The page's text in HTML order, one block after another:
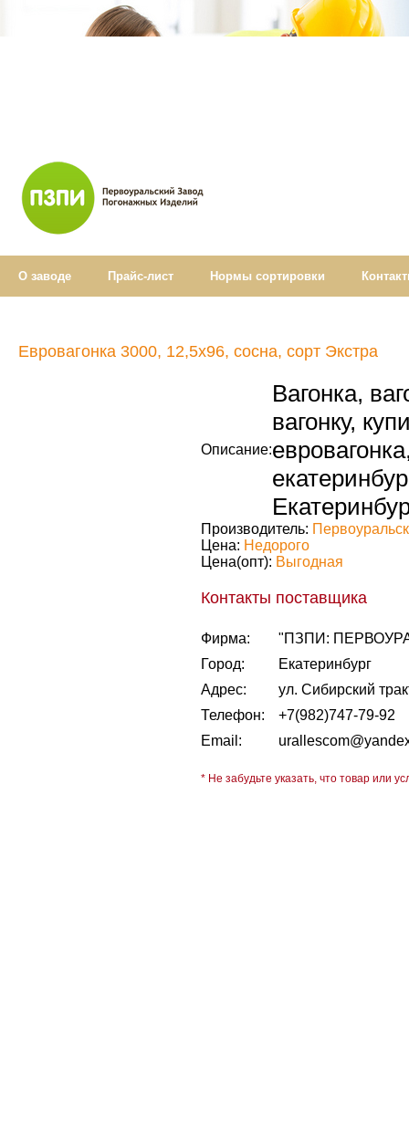
О заводе Прайс-лист Нормы cортировки
Евровагонка 3000, 12,5х96, сосна, сорт Экстра
Описание:
Вагонка,
вагонку,
Производитель:
Цена: Недорого
Цена(опт): Выгодная
Контакты поставщика
Фирма:
"ПЗПИ:
Город:
Екатеринбург
Адрес:
ул. Сибирский
Телефон:
+7(982)747-79-92
Email:
* Не забудьте указать, что товар или